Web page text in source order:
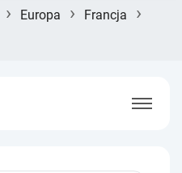
› Europa › Francja ›